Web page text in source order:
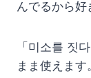
んでるから好
「미소를 짓
まま使えます。